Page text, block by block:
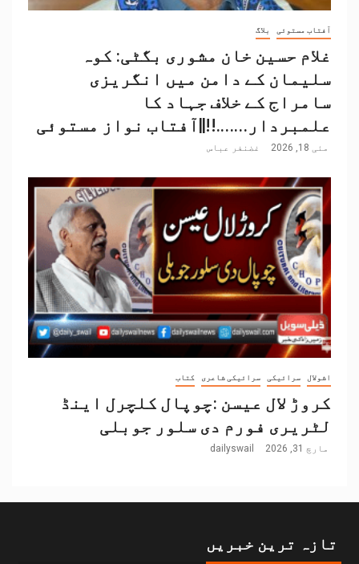
آفتاب مستوئی بلاگ
غلام حسین خان مشوری بگٹی: کوہ
سلیمان کے دامن میں انگریزی
سامراج کے خلاف جہاد کا
علمبردار…….!!||آفتاب نواز مستوئی
مئی 18, 2026 غضنفر عباس
اشولال سرائیکی سرائیکی شاعری کتاب
کروڑ لال عیسن :چوپال کلچرل اینڈ
لٹریری فورم دی سلور جوبلی
مارچ 31, 2026 dailyswail
تازہ ترین خبریں